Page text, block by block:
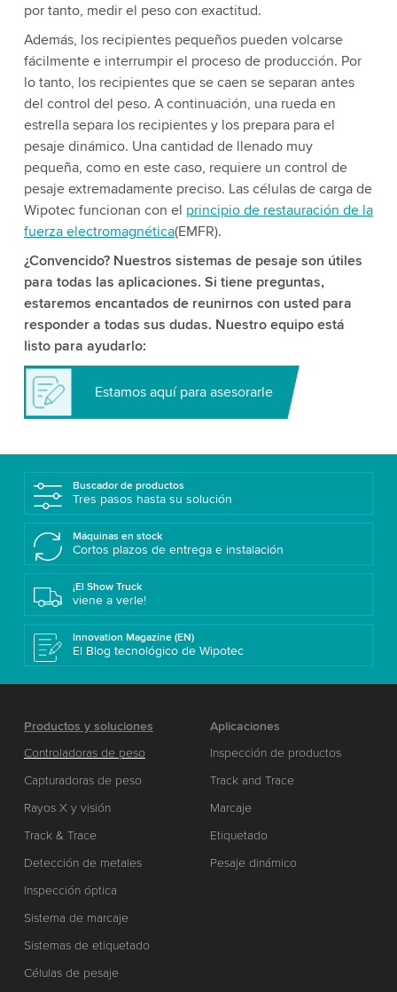
por tanto, medir el peso con exactitud.
Además, los recipientes pequeños pueden volcarse
fácilmente e interrumpir el proceso de producción. Por
lo tanto, los recipientes que se caen se separan antes
del control del peso. A continuación, una rueda en
estrella separa los recipientes y los prepara para el
pesaje dinámico. Una cantidad de llenado muy
pequeña, como en este caso, requiere un control de
pesaje extremadamente preciso. Las células de carga de
Wipotec funcionan con el principio de restauración de la
fuerza electromagnética(EMFR).
¿Convencido? Nuestros sistemas de pesaje son útiles
para todas las aplicaciones. Si tiene preguntas,
estaremos encantados de reunirnos con usted para
responder a todas sus dudas. Nuestro equipo está
listo para ayudarlo:
Estamos aquí para asesorarle
Buscador de productos
Tres pasos hasta su solución
Máquinas en stock
Cortos plazos de entrega e instalación
¡El Show Truck
viene a verle!
Innovation Magazine (EN)
El Blog tecnológico de Wipotec
Productos y soluciones
Controladoras de peso
Capturadoras de peso
Rayos X y visión
Track & Trace
Detección de metales
Inspección óptica
Sistema de marcaje
Sistemas de etiquetado
Células de pesaje
Aplicaciones
Inspección de productos
Track and Trace
Marcaje
Etiquetado
Pesaje dinámico